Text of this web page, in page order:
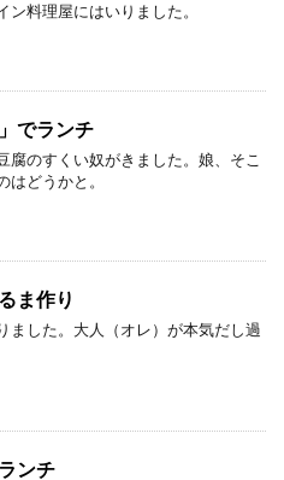
ン料理屋にはいりました。
でランチ
腐のすくい奴がきました。娘、そこ
はどうかと。
ま作り
ました。大人（オレ）が本気だし過
ンチ